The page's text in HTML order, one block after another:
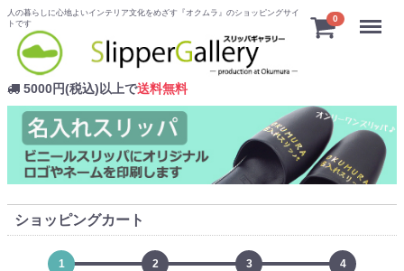
人の暮らしに心地よいインテリア文化をめざす『オクムラ』のショッピングサイ
トです
5000円(税込)以上で送料無料
0 Menu
ショッピングカート
1
2
3
4